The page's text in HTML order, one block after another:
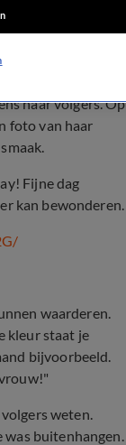
haar volgers. Op
foto van haar
Fijne dag
kan bewonderen.
waarderen.
kleur staat je
bijvoorbeeld.
weten.
buitenhangen.